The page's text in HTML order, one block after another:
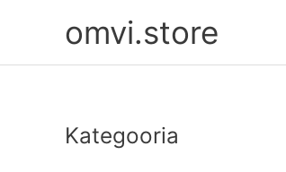
omvi.store
Kategooria